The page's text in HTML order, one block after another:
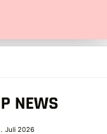
NEWS
Juli 2026